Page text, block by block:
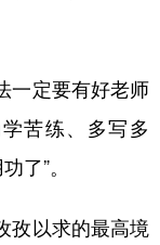
定要有好老师
苦练、多写多
了”。
以求的最高境